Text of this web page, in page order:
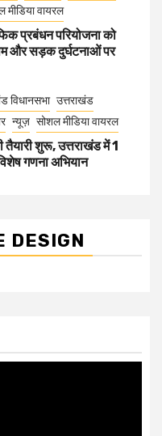
मीडिया वायरल
प्रबंधन परियोजना को
और सड़क दुर्घटनाओं पर
विधानसभा उत्तराखंड
न्यूज़ सोशल मीडिया वायरल
शुरू, उत्तराखंड में 1
गणना अभियान
DESIGN